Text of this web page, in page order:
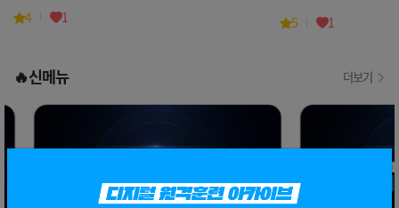
4 1 5 1
🔥신메뉴 더보기